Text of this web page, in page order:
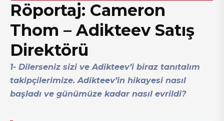
Röportaj: Cameron
Thom – Adikteev Satış
Direktörü
1- Dilerseniz sizi ve Adikteev’i biraz tanıtalım
takipçilerimize. Adikteev’in hikayesi nasıl
başladı ve günümüze kadar nasıl evrildi?